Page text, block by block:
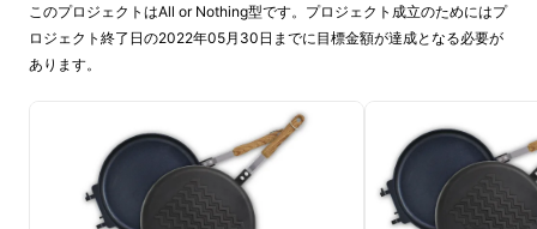
このプロジェクトはAll or Nothing型です。プロジェクト成立のためにはプ
ロジェクト終了日の2022年05月30日までに目標金額が達成となる必要が
あります。